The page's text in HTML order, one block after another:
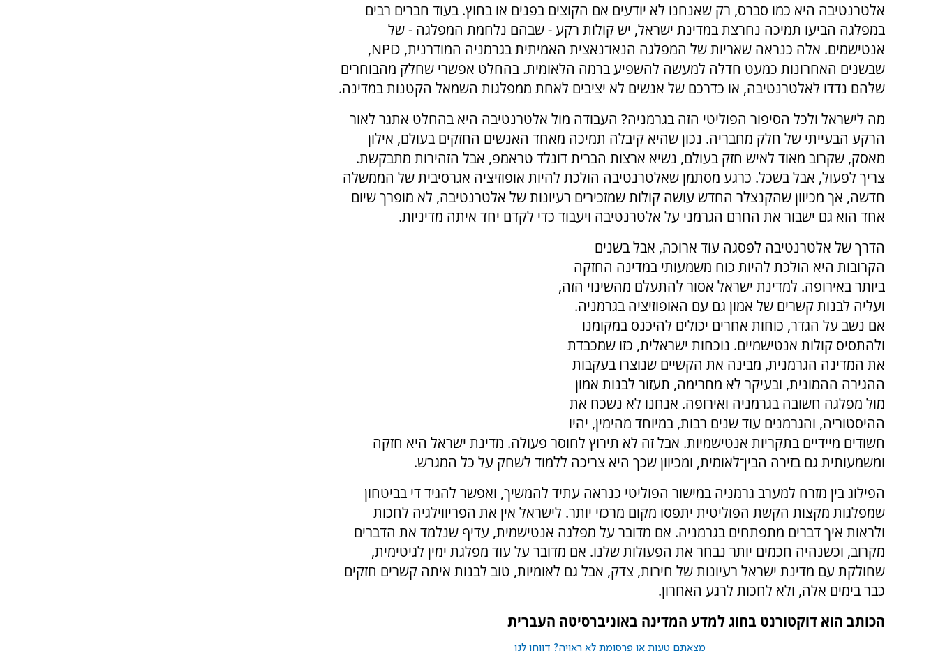
אלטרנטיבה היא כמו סברס, רק שאנחנו לא יודעים אם הקוצים בפנים או בחוץ. בעוד חברים רבים
במפלגה הביעו תמיכה נחרצת במדינת ישראל, יש קולות רקע - שבהם נלחמת המפלגה - של
אנטישמים. אלה כנראה שאריות של המפלגה הנאו־נאצית האמיתית בגרמניה המודרנית, NPD
,
שבשנים האחרונות כמעט חדלה למעשה להשפיע ברמה הלאומית. בהחלט אפשרי שחלק מהבוחרים
שלהם נדדו לאלטרנטיבה, או כדרכם של אנשים לא יציבים לאחת ממפלגות השמאל הקטנות במדינה.
מה לישראל ולכל הסיפור הפוליטי הזה בגרמניה? העבודה מול אלטרנטיבה היא בהחלט אתגר לאור
הרקע הבעייתי של חלק מחבריה. נכון שהיא קיבלה תמיכה מאחד האנשים החזקים בעולם, אילון
מאסק, שקרוב מאוד לאיש חזק בעולם, נשיא ארצות הברית דונלד טראמפ, אבל הזהירות מתבקשת.
צריך לפעול, אבל בשכל. כרגע מסתמן שאלטרנטיבה הולכת להיות אופוזיציה אגרסיבית של הממשלה
חדשה, אך מכיוון שהקנצלר החדש עושה קולות שמזכירים רעיונות של אלטרנטיבה, לא מופרך שיום
אחד הוא גם ישבור את החרם הגרמני על אלטרנטיבה ויעבוד כדי לקדם יחד איתה מדיניות.
הדרך של אלטרנטיבה לפסגה עוד ארוכה, אבל בשנים
הקרובות היא הולכת להיות כוח משמעותי במדינה החזקה
ביותר באירופה. למדינת ישראל אסור להתעלם מהשינוי הזה,
ועליה לבנות קשרים של אמון גם עם האופוזיציה בגרמניה.
אם נשב על הגדר, כוחות אחרים יכולים להיכנס במקומנו
ולהתסיס קולות אנטישמיים. נוכחות ישראלית, כזו שמכבדת
את המדינה הגרמנית, מבינה את הקשיים שנוצרו בעקבות
ההגירה ההמונית, ובעיקר לא מחרימה, תעזור לבנות אמון
מול מפלגה חשובה בגרמניה ואירופה. אנחנו לא נשכח את
ההיסטוריה, והגרמנים עוד שנים רבות, במיוחד מהימין, יהיו
חשודים מיידיים בתקריות אנטישמיות. אבל זה לא תירוץ לחוסר פעולה. מדינת ישראל היא חזקה
ומשמעותית גם בזירה הבין־לאומית, ומכיוון שכך היא צריכה ללמוד לשחק על כל המגרש.
הפילוג בין מזרח למערב גרמניה במישור הפוליטי כנראה עתיד להמשיך, ואפשר להגיד די בביטחון
שמפלגות מקצות הקשת הפוליטית יתפסו מקום מרכזי יותר. לישראל אין את הפריווילגיה לחכות
ולראות איך דברים מתפתחים בגרמניה. אם מדובר על מפלגה אנטישמית, עדיף שנלמד את הדברים
מקרוב, וכשנהיה חכמים יותר נבחר את הפעולות שלנו. אם מדובר על עוד מפלגת ימין לגיטימית,
שחולקת עם מדינת ישראל רעיונות של חירות, צדק, אבל גם לאומיות, טוב לבנות איתה קשרים חזקים
כבר בימים אלה, ולא לחכות לרגע האחרון.
הכותב הוא דוקטורנט בחוג למדע המדינה באוניברסיטה העברית
מצאתם טעות או פרסומת לא ראויה? דווחו לנו